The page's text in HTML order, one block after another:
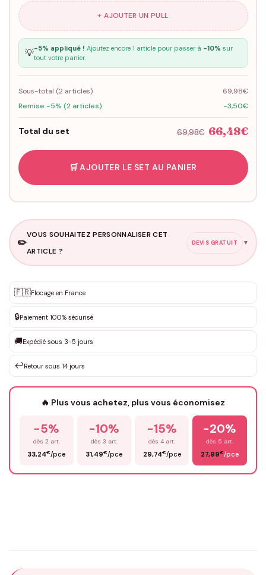
+ AJOUTER UN PULL
💡-5% appliqué ! Ajoutez encore 1 article pour passer à -10% sur
tout votre panier.
Sous-total (2articles)
69,98€
Remise -5% (2 articles)
-3,50€
Total du set 69,98€ 66,48€
🛒 AJOUTER LE SET AU PANIER
✏️
VOUS SOUHAITEZ PERSONNALISER CET
ARTICLE ?
DEVIS GRATUIT ▼
✨ Personnalisation sur mesure
DEVIS GRATUIT · Personnalisation de 3 à 10€ selon la demande
Que souhaitez-vous ?*
Votre texte / idée*
Prénom*
🇫🇷Flocage en France
🔒Paiement 100% sécurisé
🚚Expédié sous 3-5 jours
↩️Retour sous 14 jours
🔥 Plus vous achetez, plus vous économisez
-5%
dès 2 art.
33,24€/pce
-10%
dès 3 art.
31,49€/pce
-15%
dès 4 art.
29,74€/pce
-20%
dès 5 art.
27,99€/pce